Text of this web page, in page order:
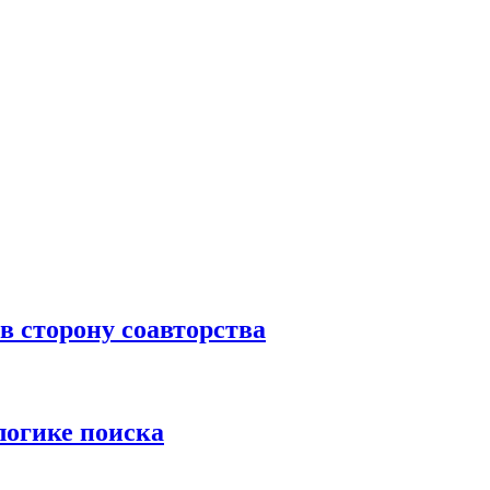
соавторства
поиска